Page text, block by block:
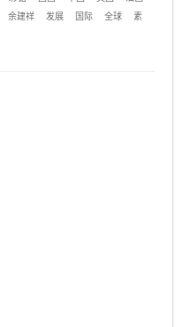
余建祥 发展 国际 全球
素